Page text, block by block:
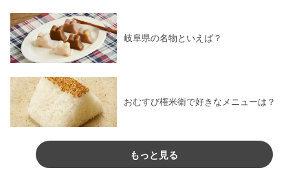
岐阜県の名物といえば？
おむすび権米衛で好きなメニューは？
もっと見る